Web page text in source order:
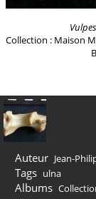
Collection : Maison
Auteur Jean-
Tags ulna
Albums